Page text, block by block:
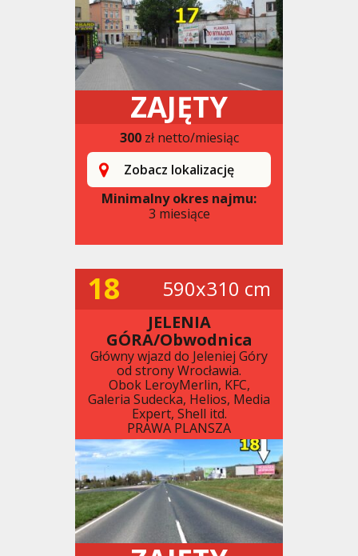
ZAJĘTY
300zł netto/miesiąc
Zobacz lokalizację
Minimalny okres najmu:
3 miesiące
18 590x310 cm
JELENIA
GÓRA/Obwodnica
Główny wjazd do Jeleniej Góry
od strony Wrocławia.
Obok LeroyMerlin, KFC,
Galeria Sudecka, Helios, Media
Expert, Shell itd.
PRAWA PLANSZA